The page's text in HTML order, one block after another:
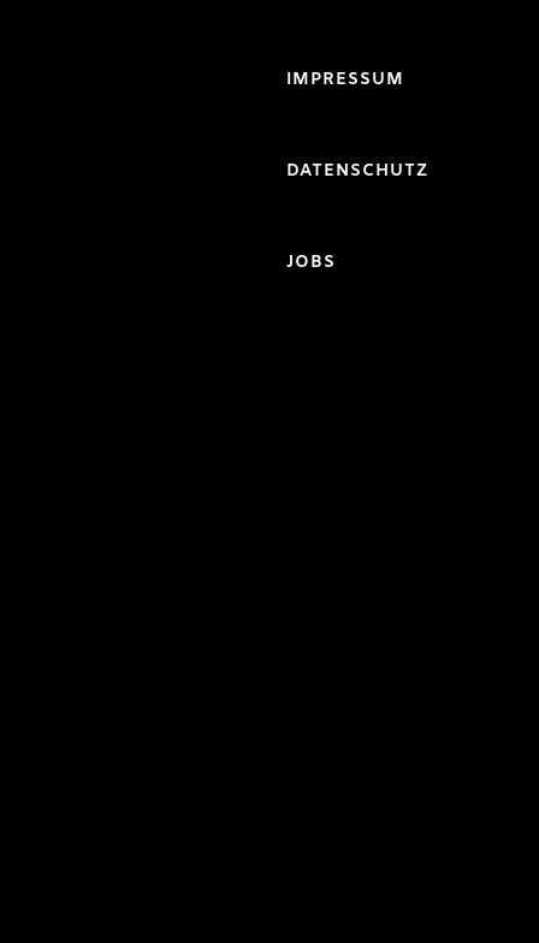
IMPRESSUM
DATENSCHUTZ
JOBS